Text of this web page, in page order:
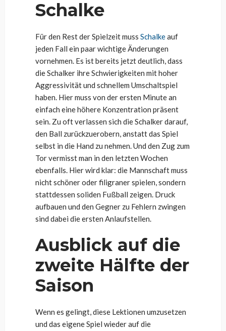
Schalke
Für den Rest der Spielzeit muss Schalkeauf
jeden Fall ein paar wichtige Änderungen
vornehmen. Es ist bereits jetzt deutlich, dass
die Schalker ihre Schwierigkeiten mit hoher
Aggressivität und schnellem Umschaltspiel
haben. Hier muss von der ersten Minute an
einfach eine höhere Konzentration präsent
sein. Zu oft verlassen sich die Schalker darauf,
den Ball zurückzuerobern, anstatt das Spiel
selbst in die Hand zu nehmen. Und den Zug zum
Tor vermisst man in den letzten Wochen
ebenfalls. Hier wird klar: die Mannschaft muss
nicht schöner oder filigraner spielen, sondern
stattdessen soliden Fußball zeigen. Druck
aufbauen und den Gegner zu Fehlern zwingen
sind dabei die ersten Anlaufstellen.
Ausblick auf die
zweite Hälfte der
Saison
Wenn es gelingt, diese Lektionen umzusetzen
und das eigene Spiel wieder auf die